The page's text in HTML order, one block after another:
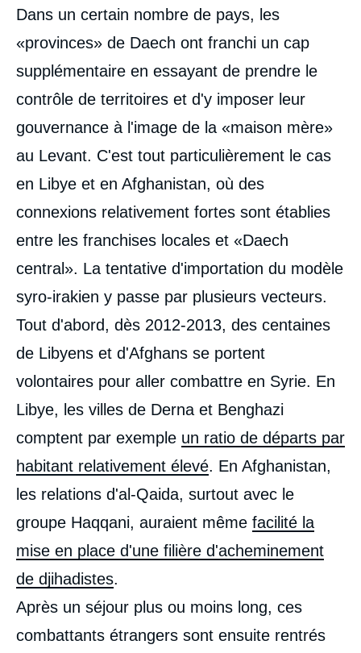
Contenu
intervention
médiatique
Dans un certain nombre de pays, les
«provinces» de Daech ont franchi un cap
supplémentaire en essayant de prendre le
contrôle de territoires et d'y imposer leur
gouvernance à l'image de la «maison mère»
au Levant. C'est tout particulièrement le cas
en Libye et en Afghanistan, où des
connexions relativement fortes sont établies
entre les franchises locales et «Daech
central». La tentative d'importation du modèle
syro-irakien y passe par plusieurs vecteurs.
Tout d'abord, dès 2012‑2013, des centaines
de Libyens et d'Afghans se portent
volontaires pour aller combattre en Syrie. En
Libye, les villes de Derna et Benghazi
comptent par exemple un ratio de départs par
habitant relativement élevé. En Afghanistan,
les relations d'al-Qaida, surtout avec le
groupe Haqqani, auraient même facilité la
mise en place d'une filière d'acheminement
de djihadistes.
Après un séjour plus ou moins long, ces
combattants étrangers sont ensuite rentrés